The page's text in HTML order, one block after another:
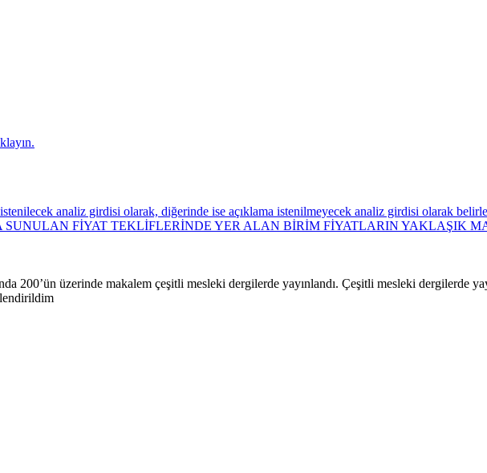
analiz girdisi olarak, diğerinde ise açıklama istenilmeyecek analiz girdisi olarak
FİYAT TEKLİFLERİNDE YER ALAN BİRİM FİYATLARIN YAKLAŞIK
200’ün üzerinde makalem çeşitli mesleki dergilerde yayınlandı. Çeşitli mesleki dergilerde